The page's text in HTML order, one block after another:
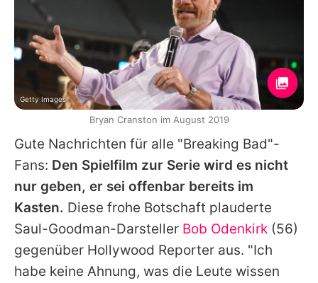
Gute Nachrichten für alle "Breaking Bad"-
Fans: Den Spielfilm zur Serie wird es nicht
nur geben, er sei offenbar bereits im
Kasten. Diese frohe Botschaft plauderte
Saul-Goodman-Darsteller Bob Odenkirk (56)
gegenüber Hollywood Reporter aus. "Ich
habe keine Ahnung, was die Leute wissen
Getty Images
Bryan Cranston im August 2019